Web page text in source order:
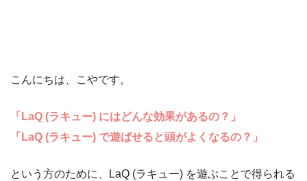
こんにちは、こやです。
「LaQ (ラキュー) にはどんな効果があるの？」
「LaQ (ラキュー) で遊ばせると頭がよくなるの？」
という方のために、LaQ (ラキュー) を遊ぶことで得られる